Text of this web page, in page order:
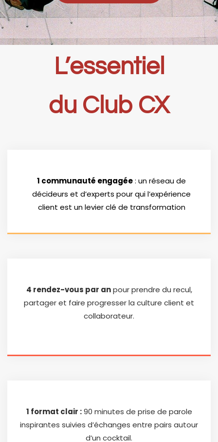
L’essentiel
du Club CX
1 communauté engagée: un réseau de
décideurs et d’experts pour qui l’expérience
client est un levier clé de transformation
4 rendez-vous par anpour prendre du recul,
partager et faire progresser la culture client et
collaborateur.
1 format clair :90 minutes de prise de parole
inspirantes suivies d’échanges entre pairs autour
d’un cocktail.